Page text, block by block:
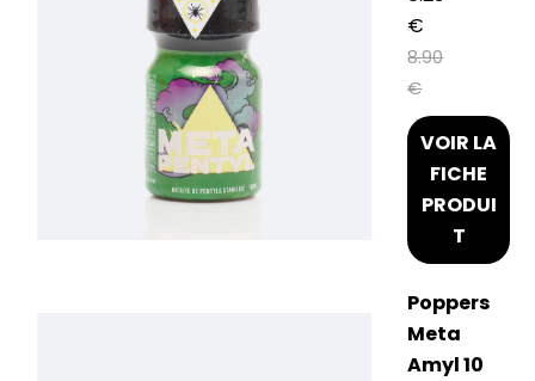
€
8.90
€
VOIR LA
FICHE
PRODUI
T
Poppers
Meta
Amyl 10